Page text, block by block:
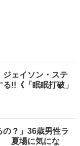
ジェイソン・ステ
!!《「眠眠打破」
の？」36歳男性ラ
夏場に気にな